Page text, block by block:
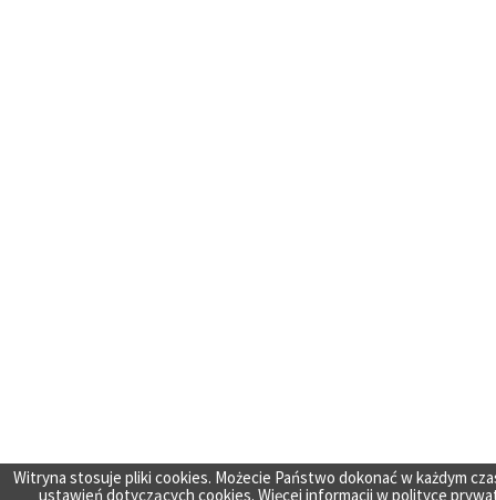
Witryna stosuje pliki cookies. Możecie Państwo dokonać w każdym
ustawień dotyczących cookies. Więcej informacji wpolityce